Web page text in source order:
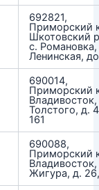
692821,
Приморский
Шкотовский
с. Романовка,
Ленинская,
690014,
Приморский
Владивосток,
Толстого, д.
161
690088,
Приморский
Владивосток,
Жигура, д.